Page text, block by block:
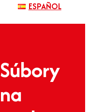
ESPAÑOL
Súbory
na